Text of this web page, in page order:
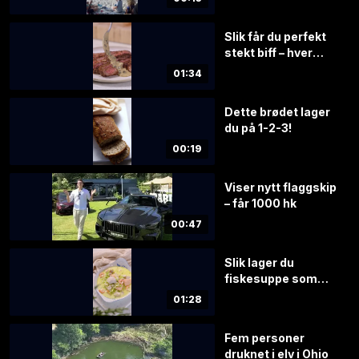
01:34
Slik får du perfekt
stekt biff – hver
00:19
Dette brødet lager
du på 1-2-3!
00:47
Viser nytt flaggskip
– får 1000 hk
01:28
Slik lager du
fiskesuppe som
Fem personer
druknet i elv i Ohio